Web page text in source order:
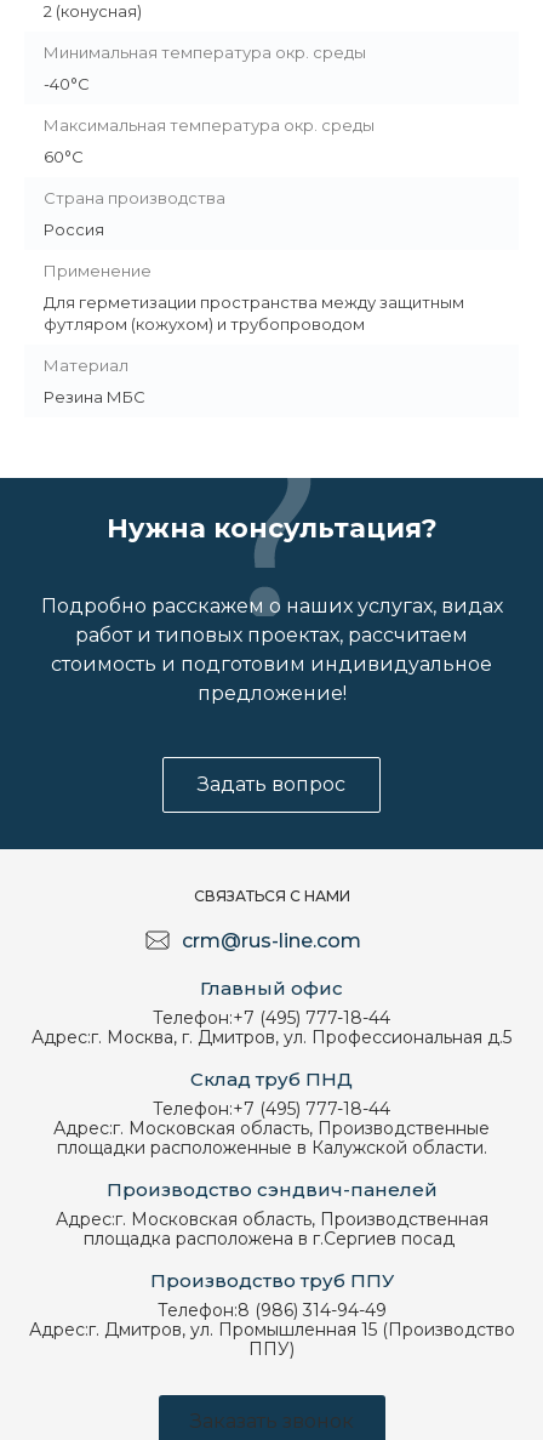
2 (конусная)
Минимальная температура окр. среды
-40°C
Максимальная температура окр. среды
60°C
Страна производства
Россия
Применение
Для герметизации пространства между защитным
футляром (кожухом) и трубопроводом
Материал
Резина МБС
Нужна консультация?
Подробно расскажем о наших услугах, видах
работ и типовых проектах, рассчитаем
стоимость и подготовим индивидуальное
предложение!
Задать вопрос
СВЯЗАТЬСЯ С НАМИ
crm@rus-line.com
Главный офис
Телефон:+7 (495) 777-18-44
Адрес:г. Москва, г. Дмитров, ул. Профессиональная д.5
Склад труб ПНД
Телефон:+7 (495) 777-18-44
Адрес:г. Московская область, Производственные
площадки расположенные в Калужской области.
Производство сэндвич-панелей
Адрес:г. Московская область, Производственная
площадка расположена в г.Сергиев посад
Производство труб ППУ
Телефон:8 (986) 314-94-49
Адрес:г. Дмитров, ул. Промышленная 15 (Производство
ППУ)
Заказать звонок